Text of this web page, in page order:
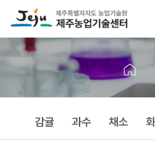
감귤 과수 채소